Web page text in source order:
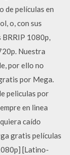
de películas en
o, con sus
BRRIP 1080p,
Nuestra
por ello no
por Mega.
peliculas por
en linea
caído
gratis películas
[Latino-